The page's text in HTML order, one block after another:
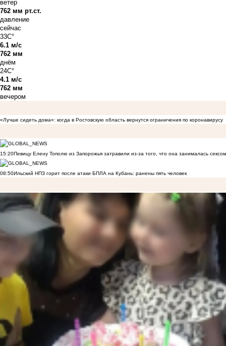
ветер
762 мм рт.ст.
давление
сейчас
33C°
6.1 м/с
762 мм
днём
24C°
4.1 м/с
762 мм
вечером
«Лучше сидеть дома»: когда в Ростовскую область вернутся ограничения по коронавирусу
15:20Певицу Елену Тополю из Запорожья затравили из-за того, что она занималась
08:50Ильский НПЗ горит после атаки БПЛА на Кубань: ранены пять человек